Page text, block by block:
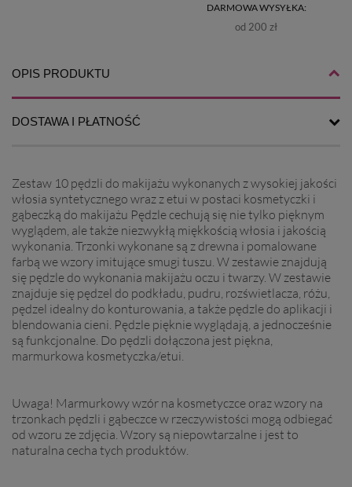
DARMOWA WYSYŁKA:
od 200 zł
OPIS PRODUKTU
DOSTAWA I PŁATNOŚĆ
Zestaw 10 pędzli do makijażu wykonanych z wysokiej jakości
włosia syntetycznego wraz z etui w postaci kosmetyczki i
gąbeczką do makijażu Pędzle cechują się nie tylko pięknym
wyglądem, ale także niezwykłą miękkością włosia i jakością
wykonania. Trzonki wykonane są z drewna i pomalowane
farbą we wzory imitujące smugi tuszu. W zestawie znajdują
się pędzle do wykonania makijażu oczu i twarzy. W zestawie
znajduje się pędzel do podkładu, pudru, rozświetlacza, różu,
pędzel idealny do konturowania, a także pędzle do aplikacji i
blendowania cieni. Pędzle pięknie wyglądają, a jednocześnie
są funkcjonalne. Do pędzli dołączona jest piękna,
marmurkowa kosmetyczka/etui.
Uwaga! Marmurkowy wzór na kosmetyczce oraz wzory na
trzonkach pędzli i gąbeczce w rzeczywistości mogą odbiegać
od wzoru ze zdjęcia. Wzory są niepowtarzalne i jest to
naturalna cecha tych produktów.